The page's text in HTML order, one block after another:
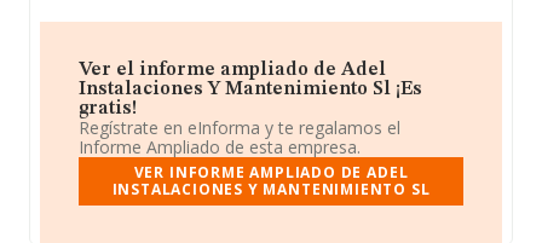
Ver el informe ampliado de Adel
Instalaciones Y Mantenimiento Sl ¡Es
gratis!
Regístrate en eInforma y te regalamos el
Informe Ampliado de esta empresa.
VER INFORME AMPLIADO DE ADEL
INSTALACIONES Y MANTENIMIENTO SL